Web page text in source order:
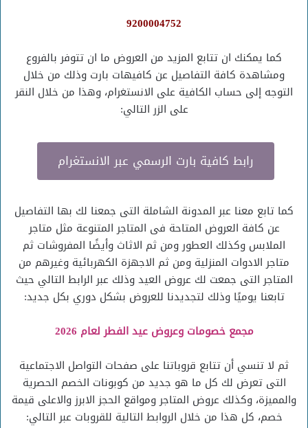
9200004752
كما يمكنك ان تتابع المزيد من العروض ما ان تتوفر بالفروع
ومشاهدة كافة التفاصيل عن كافيهات بارت وذلك من خلال
التوجه إلى حساب الكافية على الانستغرام، وهذا من خلال النقر
على الزر التالي:
رابط كافية بارت الرسمي عبر الانستغرام
كما تابع معنا عبر المدونة الشاملة التى جمعنا لك بها التفاصيل
عن كافة العروض المتاحة فى المتاجر المتنوعة مثل متاجر
الملابس وكذلك العطور ومن ثم الاثاث وأيضًا المفروشات ثم
متاجر الادوات المنزلية ومن ثم الاجهزة الكهربائية وغيرهم من
المتاجر التى جمعت لك عروض العيد وذلك عبر الرابط التالي حيث
تابعنا يوميًا وذلك لتجديدنا للعروض بشكل دوري بكل جديد:
مجمع خصومات وعروض عيد الفطر لعام 2026
ثم لا تنسي أن تتابع قروباتنا على صفحات التواصل الاجتماعية
التى تعرض لك كل ما هو جديد من كوبونات الخصم الحصرية
والمميزة، وكذلك عروض المتاجر ومواقع الحجز الابرز والاعلى قيمة
خصم، كل هذا من خلال الروابط التالية للقروبات عبر التالي: